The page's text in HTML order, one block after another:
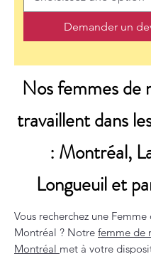
Demander un
Nos femmes de
travaillent dans
: Montréal,
Longueuil et
Vous recherchez une
Montréal ? Notre femme de
Montréal met à votre